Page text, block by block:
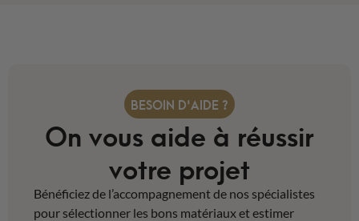
BESOIN D'AIDE ?
On vous aide à réussir
votre projet
Bénéficiez de l’accompagnement de nos spécialistes
pour sélectionner les bons matériaux et estimer